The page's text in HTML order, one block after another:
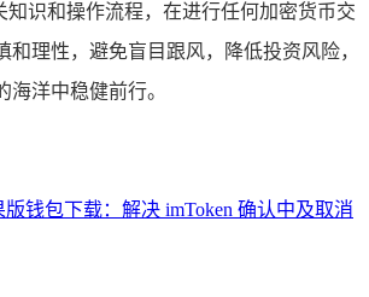
知识和操作流程，在进行任何加密货币交
和理性，避免盲目跟风，降低投资风险，
海洋中稳健前行。
版钱包下载：解决 imToken 确认中及取消